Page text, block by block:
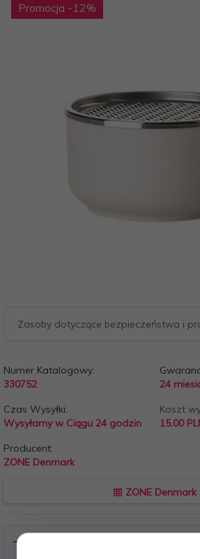
Promocja -12%
Zasoby dotyczące bezpieczeństwa i
Numer Katalogowy:
330752
24
Czas Wysyłki:
Wysyłamy w Ciągu 24 godzin
Koszt
15.00
Producent:
ZONE Denmark
ZONE Denmark